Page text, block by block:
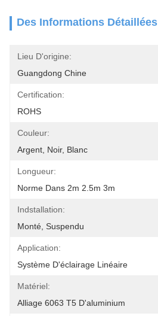
Des Informations Détaillées
Lieu D'origine:
Guangdong Chine
Certification:
ROHS
Couleur:
Argent, Noir, Blanc
Longueur:
Norme Dans 2m 2.5m 3m
Indstallation:
Monté, Suspendu
Application:
Système D'éclairage Linéaire
Matériel:
Alliage 6063 T5 D'aluminium